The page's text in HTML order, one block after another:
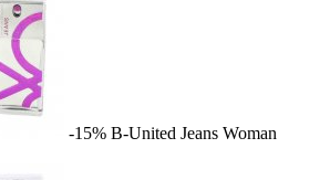
-15% B-United Jeans Woman